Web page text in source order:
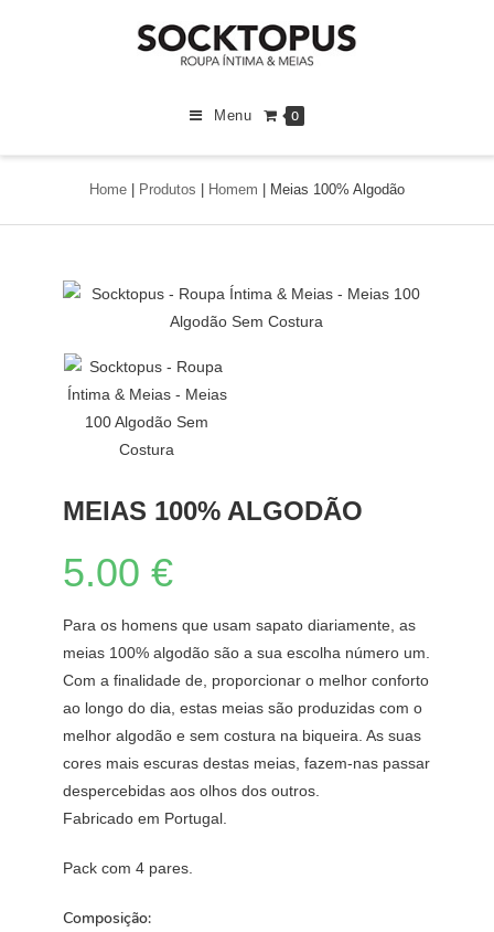
0
Menu
Home Produtos Homem Meias 100% Algodão
MEIAS 100% ALGODÃO
5.00€
Para os homens que usam sapato diariamente, as
meias 100% algodão são a sua escolha número um.
Com a finalidade de, proporcionar o melhor conforto
ao longo do dia, estas meias são produzidas com o
melhor algodão e sem costura na biqueira. As suas
cores mais escuras destas meias, fazem-nas passar
despercebidas aos olhos dos outros.
Fabricado em Portugal.
Pack com 4 pares.
Composição: